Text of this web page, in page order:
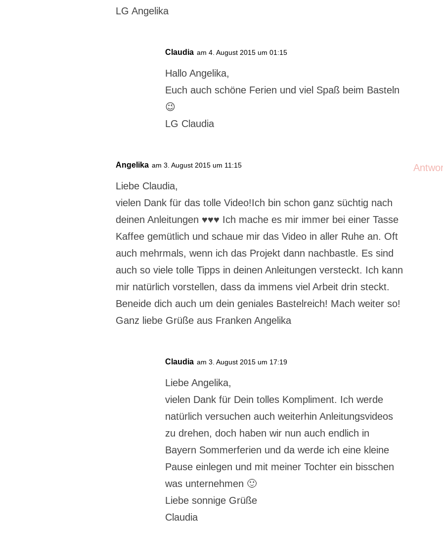
LG Angelika
Claudia am 4. August 2015 um 01:15
Hallo Angelika,
Euch auch schöne Ferien und viel Spaß beim Basteln
😉
LG Claudia
Angelika am 3. August 2015 um 11:15
Liebe Claudia,
vielen Dank für das tolle Video!Ich bin schon ganz süchtig nach
deinen Anleitungen ♥♥♥ Ich mache es mir immer bei einer Tasse
Kaffee gemütlich und schaue mir das Video in aller Ruhe an. Oft
auch mehrmals, wenn ich das Projekt dann nachbastle. Es sind
auch so viele tolle Tipps in deinen Anleitungen versteckt. Ich kann
mir natürlich vorstellen, dass da immens viel Arbeit drin steckt.
Beneide dich auch um dein geniales Bastelreich! Mach weiter so!
Ganz liebe Grüße aus Franken Angelika
Claudia am 3. August 2015 um 17:19
Liebe Angelika,
vielen Dank für Dein tolles Kompliment. Ich werde
natürlich versuchen auch weiterhin Anleitungsvideos
zu drehen, doch haben wir nun auch endlich in
Bayern Sommerferien und da werde ich eine kleine
Pause einlegen und mit meiner Tochter ein bisschen
was unternehmen 🙂
Liebe sonnige Grüße
Claudia